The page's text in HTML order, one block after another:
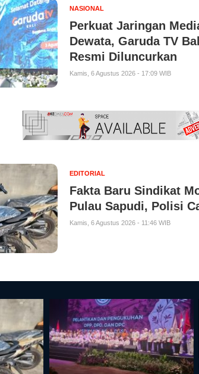
NASIONAL
Perkuat Jaringan
Dewata, Garuda TV
Resmi Diluncurkan
Kamis, 6 Agustus 2026 - 17:09 WIB
EDITORIAL
Fakta Baru Sindikat
Pulau Sapudi, Polisi
Kamis, 6 Agustus 2026 - 11:46 WIB